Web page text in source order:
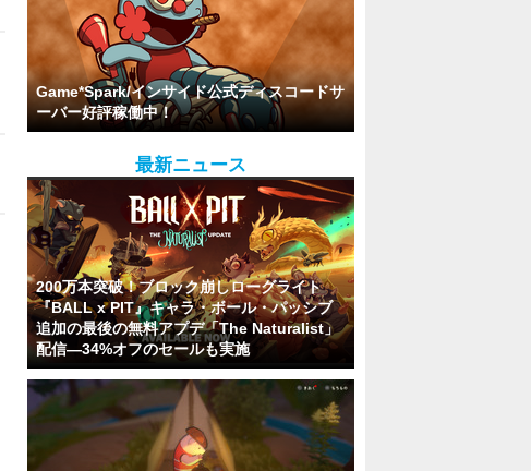
Game*Spark/インサイド公式ディスコードサ
ーバー好評稼働中！
最新ニュース
200万本突破！ブロック崩しローグライト
『BALL x PIT』キャラ・ボール・パッシブ
追加の最後の無料アプデ「The Naturalist」
配信―34%オフのセールも実施